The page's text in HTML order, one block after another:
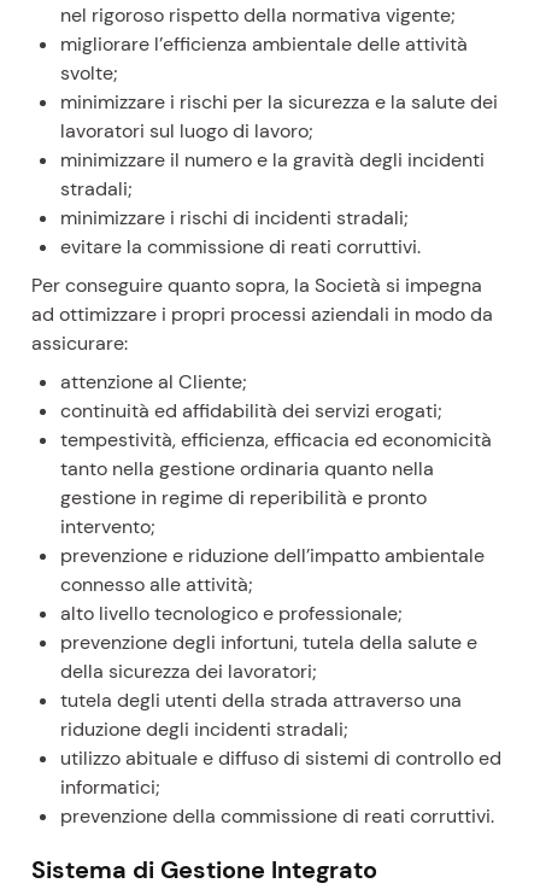
nel rigoroso rispetto della normativa vigente;
migliorare l’efficienza ambientale delle attività
svolte;
minimizzare i rischi per la sicurezza e la salute dei
lavoratori sul luogo di lavoro;
minimizzare il numero e la gravità degli incidenti
stradali;
minimizzare i rischi di incidenti stradali;
evitare la commissione di reati corruttivi.
Per conseguire quanto sopra, la Società si impegna
ad ottimizzare i propri processi aziendali in modo da
assicurare:
attenzione al Cliente;
continuità ed affidabilità dei servizi erogati;
tempestività, efficienza, efficacia ed economicità
tanto nella gestione ordinaria quanto nella
gestione in regime di reperibilità e pronto
intervento;
prevenzione e riduzione dell’impatto ambientale
connesso alle attività;
alto livello tecnologico e professionale;
prevenzione degli infortuni, tutela della salute e
della sicurezza dei lavoratori;
tutela degli utenti della strada attraverso una
riduzione degli incidenti stradali;
utilizzo abituale e diffuso di sistemi di controllo ed
informatici;
prevenzione della commissione di reati corruttivi.
Sistema di Gestione Integrato